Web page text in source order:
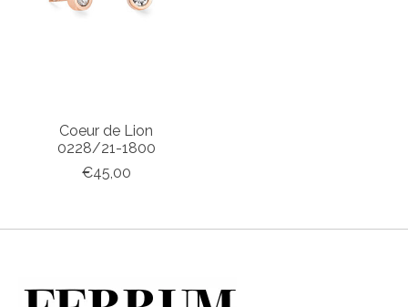
Coeur de Lion
0228/21-1800
€45,00